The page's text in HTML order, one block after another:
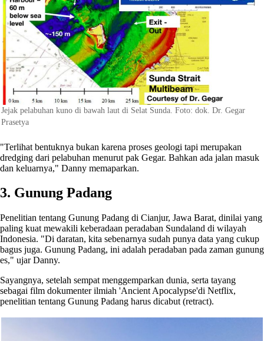
Jejak pelabuhan kuno di bawah laut di Selat Sunda. Foto: dok. Dr. Gegar
Prasetya
"Terlihat bentuknya bukan karena proses geologi tapi merupakan
dredging dari pelabuhan menurut pak Gegar. Bahkan ada jalan masuk
dan keluarnya," Danny memaparkan.
3. Gunung Padang
Penelitian tentang Gunung Padang di Cianjur, Jawa Barat, dinilai yang
paling kuat mewakili keberadaan peradaban Sundaland di wilayah
Indonesia. "Di daratan, kita sebenarnya sudah punya data yang cukup
bagus juga. Gunung Padang, ini adalah peradaban pada zaman gunung
es," ujar Danny.
Sayangnya, setelah sempat menggemparkan dunia, serta tayang
sebagai film dokumenter ilmiah 'Ancient Apocalypse'di Netflix,
penelitian tentang Gunung Padang harus dicabut (retract).